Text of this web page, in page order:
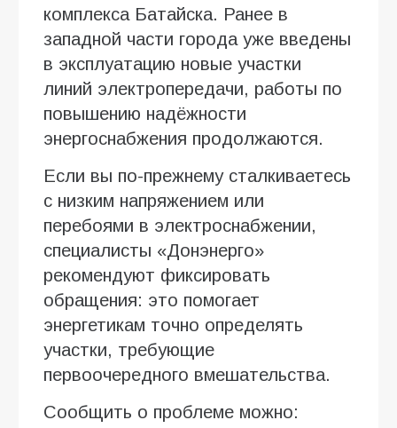
комплекса Батайска. Ранее в
западной части города уже введены
в эксплуатацию новые участки
линий электропередачи, работы по
повышению надёжности
энергоснабжения продолжаются.
Если вы по-прежнему сталкиваетесь
с низким напряжением или
перебоями в электроснабжении,
специалисты «Донэнерго»
рекомендуют фиксировать
обращения: это помогает
энергетикам точно определять
участки, требующие
первоочередного вмешательства.
Сообщить о проблеме можно: